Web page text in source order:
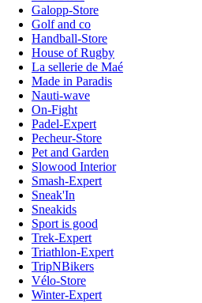
Galopp-Store
Golf and co
Handball-Store
House of Rugby
La sellerie de Maé
Made in Paradis
Nauti-wave
On-Fight
Padel-Expert
Pecheur-Store
Pet and Garden
Slowood Interior
Smash-Expert
Sneak'In
Sneakids
Sport is good
Trek-Expert
Triathlon-Expert
TripNBikers
Vélo-Store
Winter-Expert